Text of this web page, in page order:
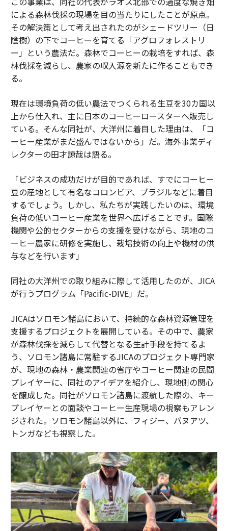
による森林伐採の現場を目の当たりにしたことが原点。
その解決策として考え出されたのがシェードツリー（日
陰樹）の下でコーヒーを育てる「アグロフォレストリ
ー」という農法だ。森林でコーヒーの栽培をすれば、森
林伐採を減らし、農家の収入源を新たに作ることもでき
る。
現在は環境負荷の低い農法でつくられる生豆を30カ国以
上から仕入れ、主に日本のコーヒーロースターへ販売し
ている。そんな同社が、大洋州に着目した理由は、「コ
ーヒー産業がまだ盛んではないから」だ。海外事業ディ
レクターの田才諒哉は語る。
「ビジネスの成功だけが目的であれば、すでにコーヒー
豆の産地として有名なコロンビア、ブラジルなどに着目
するでしょう。しかし、私たちが実践したいのは、環境
負荷の低いコーヒー産業を世界へ広げることです。国際
機関や公的セクターからの支援を受けながら、現地のコ
ーヒー農家に研修を実施し、栽培技術の向上や機材の供
与などを行います」
同社の大洋州での取り組みに際して活用したのが、JICA
が行うプログラム「Pacific-DIVE」だ。
JICAはソロモン諸島において、持続的な森林資源管理を
支援するプロジェクトを展開している。その中で、農家
が森林伐採を減らして代替となる生計手段を持てるよ
う、ソロモン諸島に常駐するJICAのプロジェクト専門家
が、現地の森林・農業関連の省庁やコーヒー関連の民間
プレイヤーに、同社のアイデアを紹介し、現地側の関心
を醸成した。同社がソロモン諸島に渡航した際の、キー
プレイヤーとの面談やコーヒー生産現場の視察もアレン
ジされた。ソロモン諸島以外に、フィジー、バヌアツ、
トンガなども視察した。